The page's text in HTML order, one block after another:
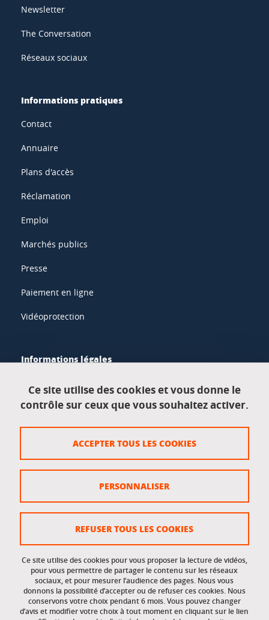
Newsletter
The Conversation
Réseaux sociaux
Informations pratiques
Contact
Annuaire
Plans d'accès
Réclamation
Emploi
Marchés publics
Presse
Paiement en ligne
Vidéoprotection
Informations légales
Données personnelles
Crédits
Gestion des cookies
Accessibilité : non conforme
Accès réservés
Intranet des étudiants et des personnels
Ce site utilise des cookies et vous donne le
contrôle sur ceux que vous souhaitez activer.
Ce site utilise des cookies pour vous proposer la lecture de vidéos,
pour vous permettre de partager le contenu sur les réseaux
sociaux, et pour mesurer l’audience des pages. Nous vous
donnons la possibilité d’accepter ou de refuser ces cookies. Nous
conservons votre choix pendant 6 mois. Vous pouvez changer
d’avis et modifier votre choix à tout moment en cliquant sur le lien
ACCEPTER TOUS LES COOKIES
REFUSER TOUS LES COOKIES
PERSONNALISER